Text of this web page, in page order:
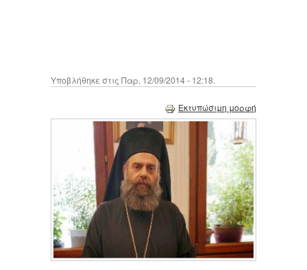
Υποβλήθηκε στις Παρ, 12/09/2014 - 12:18.
Εκτυπώσιμη μορφή